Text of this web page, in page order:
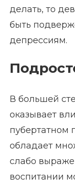
делать, то
быть
депрессиям.
В большей
оказывает
пубертатном
обладает
слабо
воспитании